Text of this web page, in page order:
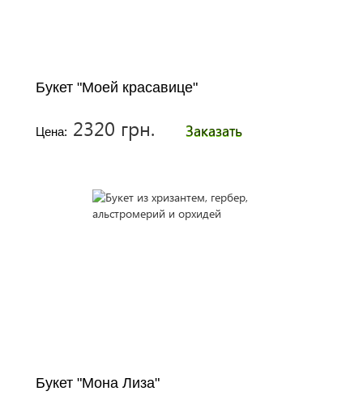
Букет "Моей красавице"
Цена: 2320 грн. Заказать
Букет "Мона Лиза"